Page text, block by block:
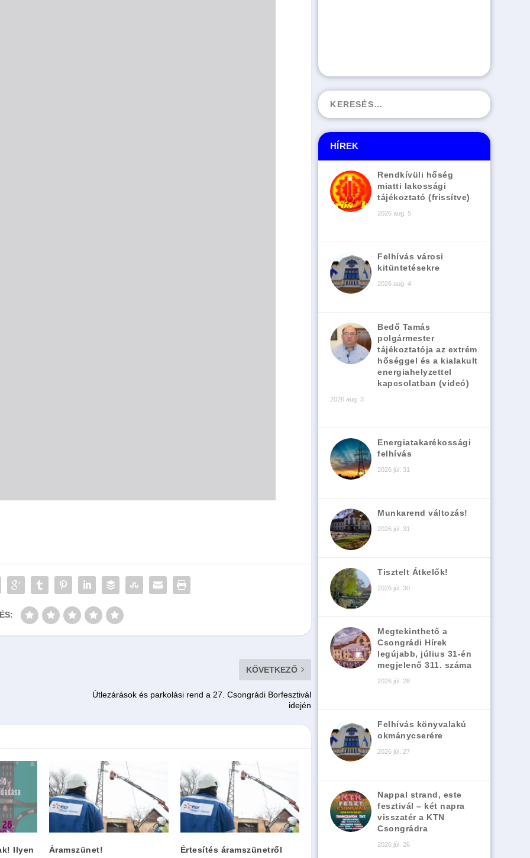
KÖVETKEZŐ
Útlezárások és parkolási rend a 27. Csongrádi Borfesztivál
idején
Ilyen
Áramszünet! Értesítés áramszünetről
HÍREK
Rendkívüli hőség
miatti lakossági
tájékoztató (frissítve)
2026 aug. 5
Felhívás városi
kitüntetésekre
2026 aug. 4
Bedő Tamás
polgármester
tájékoztatója az extrém
hőséggel és a kialakult
energiahelyzettel
kapcsolatban (videó)
2026 aug. 3
Energiatakarékossági
felhívás
2026 júl. 31
Munkarend változás!
2026 júl. 31
Tisztelt Átkelők!
2026 júl. 30
Megtekinthető a
Csongrádi Hírek
legújabb, július 31-én
megjelenő 311. száma
2026 júl. 28
Felhívás könyvalakú
okmánycserére
2026 júl. 27
Nappal strand, este
fesztivál – két napra
visszatér a KTN
Csongrádra
2026 júl. 26